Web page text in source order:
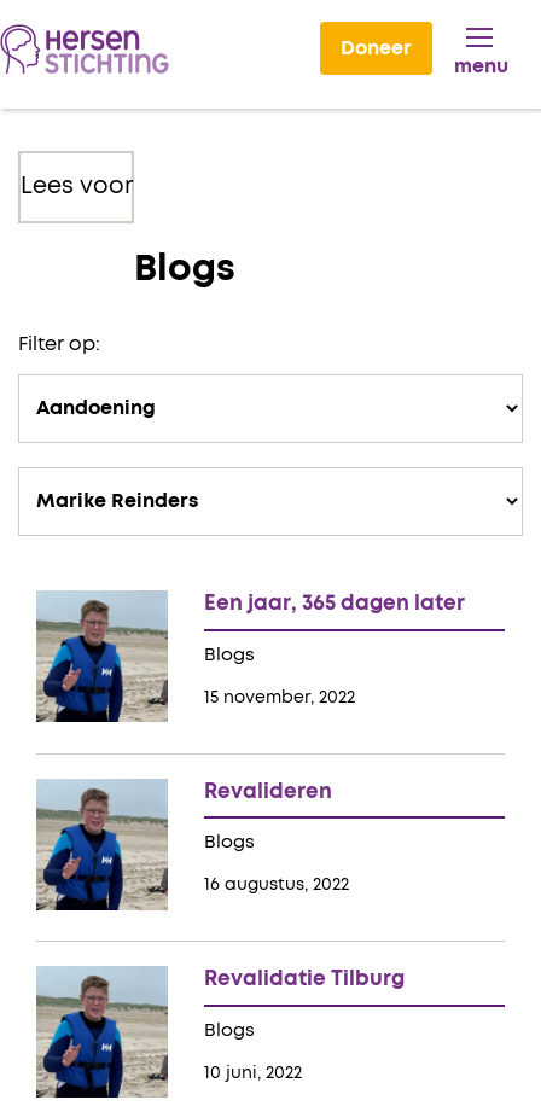
Doneer
menu
Lees voor
Blogs
Filter op:
15 november, 2022
Blogs
Een jaar, 365 dagen later
16 augustus, 2022
Blogs
Revalideren
10 juni, 2022
Blogs
Revalidatie Tilburg